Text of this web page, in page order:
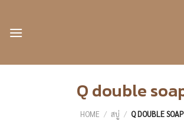
content
Q double
HOME / สบู่ / Q DOUBLE SOAP